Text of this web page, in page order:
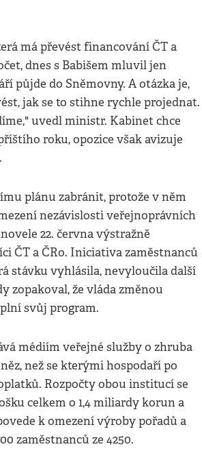
má převést financování ČT a
dnes s Babišem mluvil jen
půjde do Sněmovny. A otázka je,
jak se to stihne rychle projednat.
uvedl ministr. Kabinet chce
roku, opozice však avizuje
plánu zabránit, protože v něm
nezávislosti veřejnoprávních
22. června výstražně
ČT a ČRo. Iniciativa zaměstnanců
stávku vyhlásila, nevyloučila další
zopakoval, že vláda změnou
svůj program.
médiím veřejné služby o zhruba
než se kterými hospodaří po
Rozpočty obou institucí se
celkem o 1,4 miliardy korun a
k omezení výroby pořadů a
zaměstnanců ze 4250.